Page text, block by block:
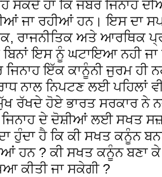
ਸਕਦੇ ਹਾਂ ਕਿ ਜਬਰ ਜਿਨਾਹ
ਜਾ ਰਹੀਆਂ ਹਨ। ਇਸ ਦਾ
ਰਾਜਨੀਤਿਕ ਅਤੇ ਆਰਥਿਕ
ਇਸ ਨੂੰ ਘਟਾਇਆ ਨਹੀ ਜਾ
ਜਿਨਾਹ ਇੱਕ ਕਾਨੂੰਨੀ ਜੁਰਮ ਹੀ
ਨਾਲ ਨਿਪਟਣ ਲਈ ਪਹਿਲਾਂ
ਰੱਖਦੇ ਹੋਏ ਭਾਰਤ ਸਰਕਾਰ ਨੇ
ਜਿਨਾਹ ਦੇ ਦੋਸ਼ੀਆਂ ਲਈ ਸਖਤ
ਹੁੰਦਾ ਹੈ ਕਿ ਕੀ ਸਖਤ ਕਨੂੰਨ
ਹਨ ? ਕੀ ਸਖਤ ਕਨੂੰਨ ਬਣਾ
ਕੀਤੀ ਜਾ ਸਕੇਗੀ ?